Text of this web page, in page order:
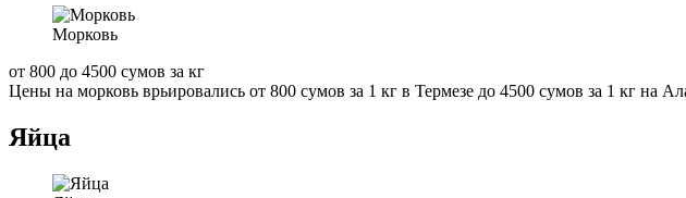
Морковь
от 800 до 4500 сумов за кг
Цены на морковь врьировались от 800 сумов за 1 кг в Термезе до 4500 сумов за 1 кг на
Яйца